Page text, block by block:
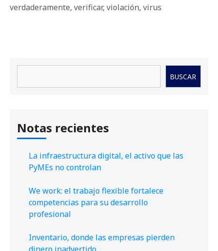
verdaderamente, verificar, violación, virus
BUSCAR
Notas recientes
La infraestructura digital, el activo que las
PyMEs no controlan
We work: el trabajo flexible fortalece
competencias para su desarrollo
profesional
Inventario, donde las empresas pierden